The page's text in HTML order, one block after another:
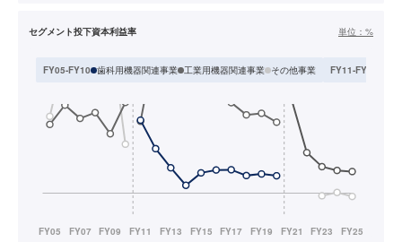
セグメント投下資本利益率 単位： %
FY05-FY10 歯科用機器関連事業 工業用機器関連事業 その他事業 FY11-FY20